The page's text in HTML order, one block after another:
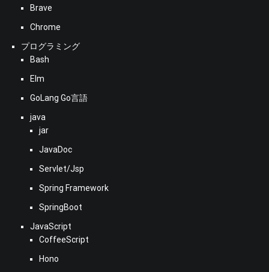
Brave
Chrome
プログラミング
Bash
Elm
GoLang Go言語
java
jar
JavaDoc
Servlet/Jsp
Spring Framework
SpringBoot
JavaScript
CoffeeScript
Hono